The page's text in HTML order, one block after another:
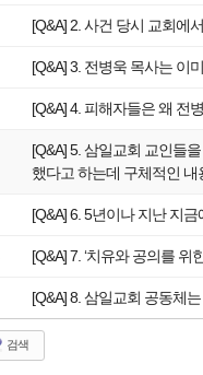
[Q&A] 2. 사건 당시 교회에
[Q&A] 3. 전병욱 목사는 이
[Q&A] 4. 피해자들은 왜 전
[Q&A] 5. 삼일교회 교인들
했다고 하는데 구체적인
[Q&A] 6. 5년이나 지난 지
[Q&A] 7. ‘치유와 공의를 위
[Q&A] 8. 삼일교회 공동체
검색